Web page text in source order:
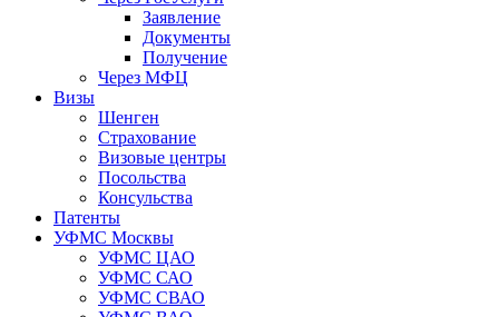
Заявление
Документы
Получение
Через МФЦ
Визы
Шенген
Страхование
Визовые центры
Посольства
Консульства
Патенты
УФМС Москвы
УФМС ЦАО
УФМС САО
УФМС СВАО